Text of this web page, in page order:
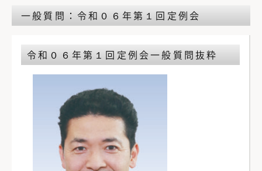
一般質問：令和０６年第１回定例会
令和０６年第１回定例会一般質問抜粋